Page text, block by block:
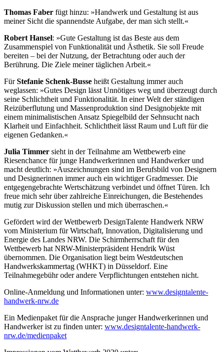
Thomas Faber fügt hinzu: »Handwerk und Gestaltung ist aus
meiner Sicht die spannendste Aufgabe, der man sich stellt.«
Robert Hansel: »Gute Gestaltung ist das Beste aus dem
Zusammenspiel von Funktionalität und Ästhetik. Sie soll Freude
bereiten – bei der Nutzung, der Betrachtung oder auch der
Berührung. Die Ziele meiner täglichen Arbeit.«
FürStefanie Schenk-Busse heißt Gestaltung immer auch
weglassen: »Gutes Design lässt Unnötiges weg und überzeugt durch
seine Schlichtheit und Funktionalität. In einer Welt der ständigen
Reizüberflutung und Massenproduktion sind Designobjekte mit
einem minimalistischen Ansatz Spiegelbild der Sehnsucht nach
Klarheit und Einfachheit. Schlichtheit lässt Raum und Luft für die
eigenen Gedanken.«
Julia Timmer sieht in der Teilnahme am Wettbewerb eine
Riesenchance für junge Handwerkerinnen und Handwerker und
macht deutlich: »Auszeichnungen sind im Berufsbild von Designern
und Designerinnen immer auch ein wichtiger Gradmesser. Die
entgegengebrachte Wertschätzung verbindet und öffnet Türen. Ich
freue mich sehr über zahlreiche Einreichungen, die Bestehendes
mutig zur Diskussion stellen und mich überraschen.«
Gefördert wird der Wettbewerb DesignTalente Handwerk NRW
vom Ministerium für Wirtschaft, Innovation, Digitalisierung und
Energie des Landes NRW. Die Schirmherrschaft für den
Wettbewerb hat NRW-Ministerpräsident Hendrik Wüst
übernommen. Die Organisation liegt beim Westdeutschen
Handwerkskammertag (WHKT) in Düsseldorf. Eine
Teilnahmegebühr oder andere Verpflichtungen entstehen nicht.
Online-Anmeldung und Informationen unter: www.designtalente-
handwerk-nrw.de
Ein Medienpaket für die Ansprache junger Handwerkerinnen und
Handwerker ist zu finden unter: www.designtalente-handwerk-
nrw.de/medienpaket